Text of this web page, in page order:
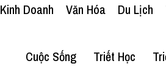
Kinh Doanh Văn Hóa Du Lịch
Cuộc Sống Triết Học